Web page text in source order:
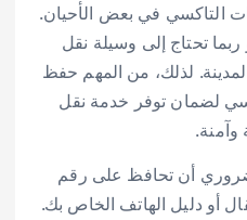
التاكسي في بعض الأحيان.
تحتاج إلى وسيلة نقل
لذلك، من المهم حفظ
لضمان توفر خدمة نقل
أن تحافظ على رقم
أو دليل الهاتف الخاص بك.